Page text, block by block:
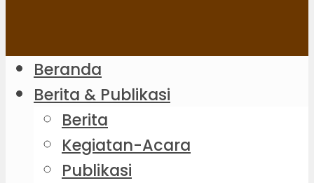
Beranda
Berita & Publikasi
Berita
Kegiatan-Acara
Publikasi